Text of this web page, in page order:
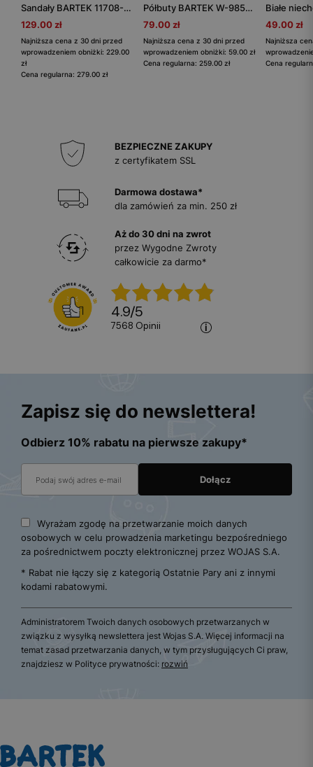
Sandały BARTEK 11708-021, dla chłopców, zielono-czarno-żółty
129.00 zł
Najniższa cena z 30 dni przed
wprowadzeniem obniżki: 229.00
zł
Cena regularna: 279.00 zł
Półbuty BARTEK W-98524/SZ/1HW, dla dziewcząt, czarny
79.00 zł
Najniższa cena z 30 dni przed
wprowadzeniem obniżki: 59.00 zł
Cena regularna: 259.00 zł
49.00 zł
Najniższa
Cena
BEZPIECZNE ZAKUPY
z certyfikatem SSL
Darmowa dostawa*
dla zamówień za min. 250 zł
Aż do 30 dni na zwrot
przez Wygodne Zwroty
całkowicie za darmo*
4.9/5
7568 opinii
Zapisz się do newslettera!
Odbierz 10% rabatu na pierwsze zakupy*
Wyrażam zgodę na przetwarzanie moich danych
osobowych w celu prowadzenia marketingu bezpośredniego
za pośrednictwem poczty elektronicznej przez WOJAS S.A.
* Rabat nie łączy się z kategorią Ostatnie Pary ani z innymi
kodami rabatowymi.
Administratorem Twoich danych osobowych przetwarzanych w
związku z wysyłką newslettera jest Wojas S.A. Więcej informacji na
temat zasad przetwarzania danych, w tym przysługujących Ci praw,
znajdziesz w Polityce prywatności: rozwiń